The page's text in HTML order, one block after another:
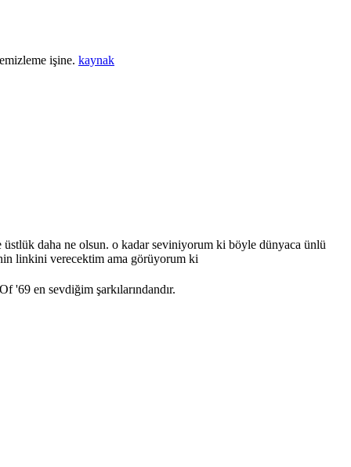
işine. kaynak
daha ne olsun. o kadar seviniyorum ki böyle dünyaca ünlü
linkini verecektim ama görüyorum ki
'69 en sevdiğim şarkılarındandır.